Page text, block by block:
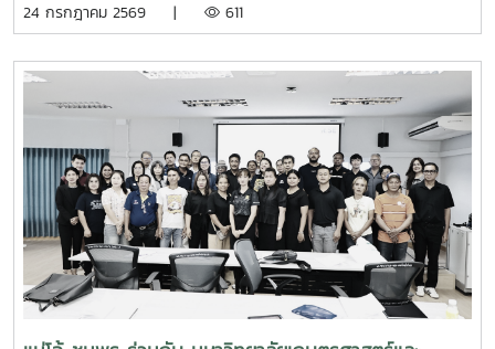
และภาคปฏิบัติ ตั้งแต่ชีววิทยาและวงจรชีวิตของปูม้า การเพาะ
และการฟื้นฟูทรัพยากรปูม้าในพื้นที่ชายฝั่งนักศึกษาจะได้ลงพื้นที่
ปฏิบัติงานจริง ร่วมศึกษาวิจัยและทำกิจกรรมบริการวิชาการกับ
ชุมชน ภาคีเครือข่าย และหน่วยงานที่เกี่ยวข้อง เพื่อแลกเปลี่ยน
องค์ความรู้และร่วมกันพัฒนาแนวทางการอนุรักษ์ทรัพยากรทาง
ทะเล อันเป็นการสร้างประสบการณ์การเรียนรู้จากสถานการณ์
จริง พร้อมปลูกฝังความรับผิดชอบต่อสังคมและสิ่งแวดล้อม
24 กรกฎาคม 2569 | 611